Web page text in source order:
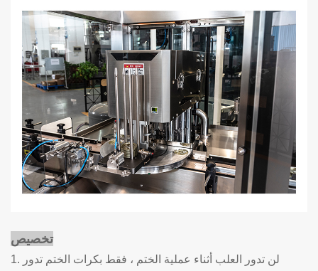
تخصيص
1. لن تدور العلب أثناء عملية الختم ، فقط بكرات الختم تدور